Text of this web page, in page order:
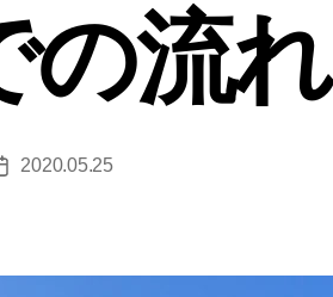
の流れ
2020.05.25